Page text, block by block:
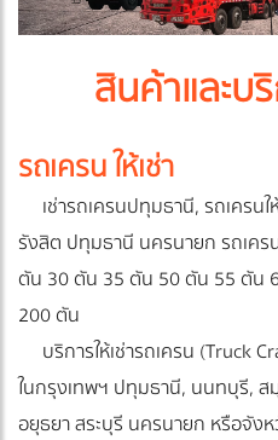
สินค้าและบ
รถเครน ให้เช่า
เช่ารถเครนปทุมธานี, รถเครน
รังสิต ปทุมธานี นครนายก รถเคร
ตัน 30 ตัน 35 ตัน 50 ตัน 55 ตัน
200 ตัน
บริการให้เช่ารถเครน (Truck
ในกรุงเทพฯ ปทุมธานี, นนทบุรี, ส
อยุธยา สระบุรี นครนายก หรือจัง